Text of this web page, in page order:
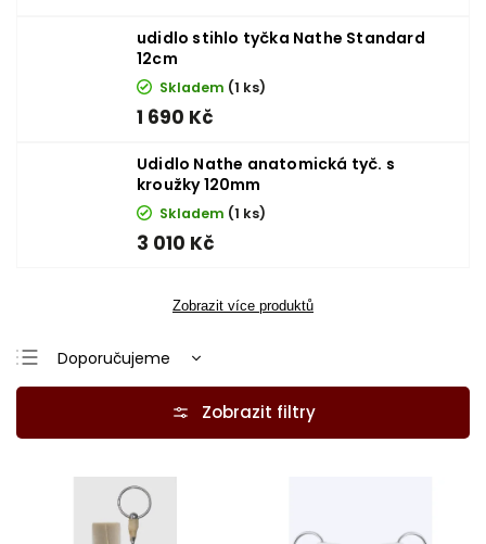
udidlo stihlo tyčka Nathe Standard
12cm
Skladem (1 ks)
1 690 Kč
Udidlo Nathe anatomická tyč. s
kroužky 120mm
Skladem (1 ks)
3 010 Kč
Zobrazit více produktů
Doporučujeme
Nejlevnější
Abecedně